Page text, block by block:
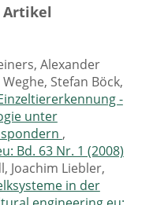
Artikel
Alexander
Stefan Böck,
-
unter
,
Bd. 63 Nr. 1 (2008)
Joachim Liebler,
in der